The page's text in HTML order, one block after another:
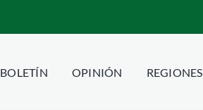
BOLETÍN OPINIÓN REGIONES